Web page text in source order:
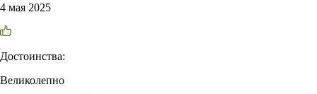
4 мая 2025
Достоинства:
Великолепно